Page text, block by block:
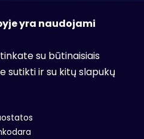
yra naudojami
su būtinaisiais
sutikti ir su kitų slapukų